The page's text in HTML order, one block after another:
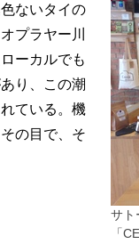
サト
「
ないタイの
プラヤー川
ーカルでも
り、この潮
ている。機
の目で、そ